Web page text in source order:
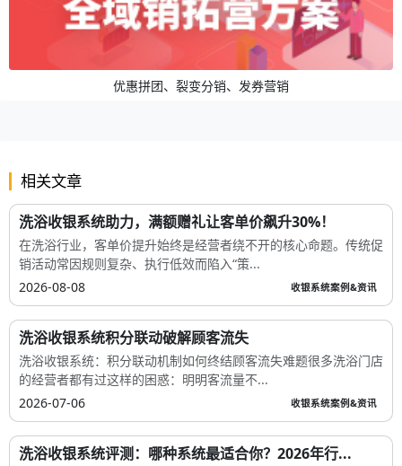
优惠拼团、裂变分销、发券营销
相关文章
洗浴收银系统助力，满额赠礼让客单价飙升30%！
在洗浴行业，客单价提升始终是经营者绕不开的核心命题。传统促
销活动常因规则复杂、执行低效而陷入“策...
2026-08-08
收银系统案例&资讯
洗浴收银系统积分联动破解顾客流失
洗浴收银系统：积分联动机制如何终结顾客流失难题很多洗浴门店
的经营者都有过这样的困惑：明明客流量不...
2026-07-06
收银系统案例&资讯
洗浴收银系统评测：哪种系统最适合你？2026年行...